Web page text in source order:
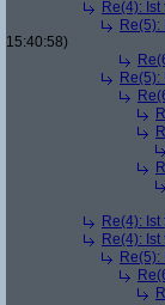
Re(4):
15:40:58)
Re(4):
Re(4):